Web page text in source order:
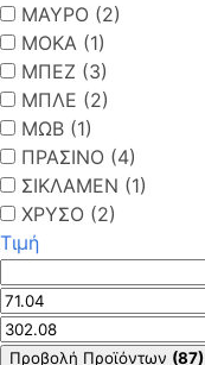
ΜΑΥΡΟ (2)
ΜΟΚΑ (1)
ΜΠΕΖ (3)
ΜΠΛΕ (2)
ΜΩΒ (1)
ΠΡΑΣΙΝΟ (4)
ΣΙΚΛΑΜΕΝ (1)
ΧΡΥΣΟ (2)
Τιμή
Προβολή Προϊόντων (87)